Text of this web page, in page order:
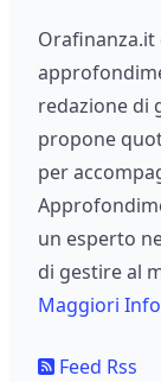
redazione di
propone
per
un esperto
di gestire al
Maggiori
Feed Rss